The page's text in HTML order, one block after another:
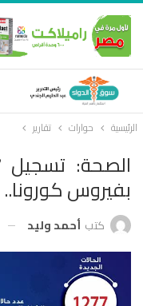
الرئيسية حوارات تقارير
بفيروس كورونا.. و 58 حالة
كتب أحمد وليد